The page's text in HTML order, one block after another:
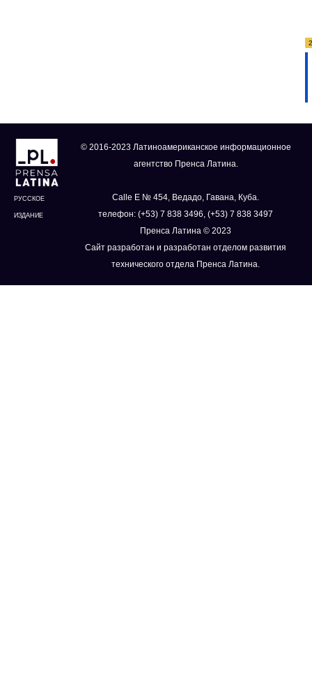
РУССКОЕ
ИЗДАНИЕ
© 2016-2023 Латиноамериканское информационное
агентство Пренса Латина.
Calle E № 454, Ведадо, Гавана, Куба.
телефон: (+53) 7 838 3496, (+53) 7 838 3497
Пренса Латина © 2023
Сайт разработан и разработан отделом развития
технического отдела Пренса Латина.